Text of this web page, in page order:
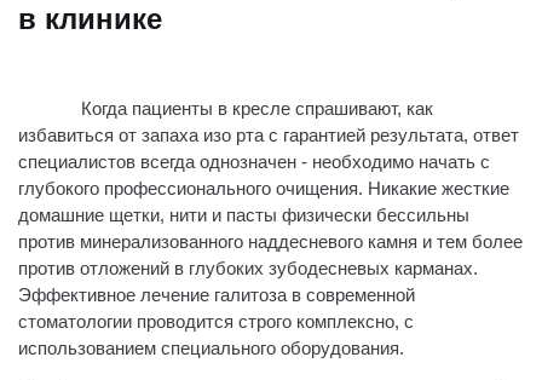
в клинике
Когда пациенты в кресле спрашивают, как
избавиться от запаха изо рта с гарантией результата, ответ
специалистов всегда однозначен - необходимо начать с
глубокого профессионального очищения. Никакие жесткие
домашние щетки, нити и пасты физически бессильны
против минерализованного наддесневого камня и тем более
против отложений в глубоких зубодесневых карманах.
Эффективное лечение галитоза в современной
стоматологии проводится строго комплексно, с
использованием специального оборудования.